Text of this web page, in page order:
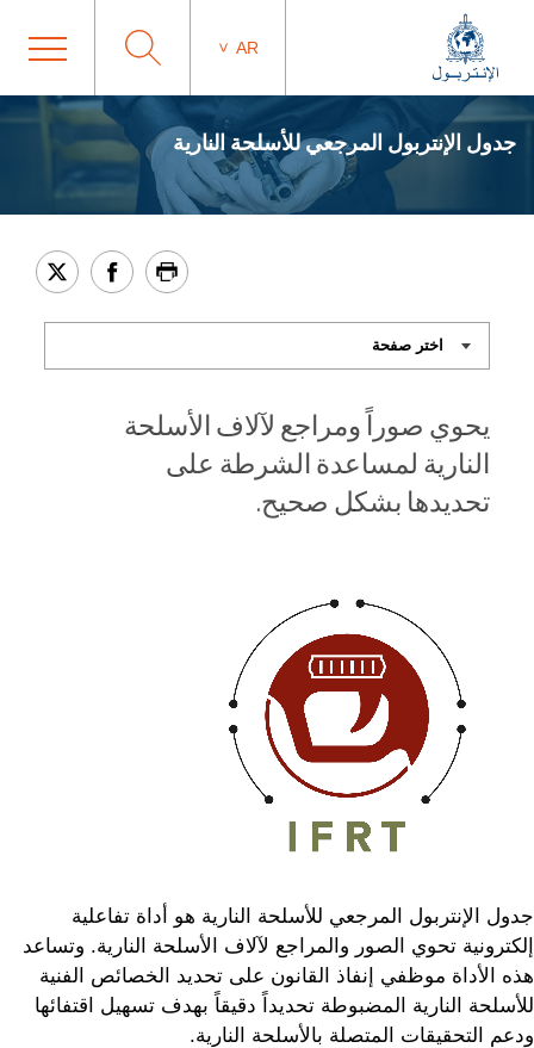
AR
جدول الإنتربول المرجعي للأسلحة النارية
يحوي صوراً ومراجع لآلاف الأسلحة
النارية لمساعدة الشرطة على
تحديدها بشكل صحيح.
جدول الإنتربول المرجعي للأسلحة النارية هو أداة تفاعلية
إلكترونية تحوي الصور والمراجع لآلاف الأسلحة النارية. وتساعد
هذه الأداة موظفي إنفاذ القانون على تحديد الخصائص الفنية
للأسلحة النارية المضبوطة تحديداً دقيقاً بهدف تسهيل اقتفائها
ودعم التحقيقات المتصلة بالأسلحة النارية.